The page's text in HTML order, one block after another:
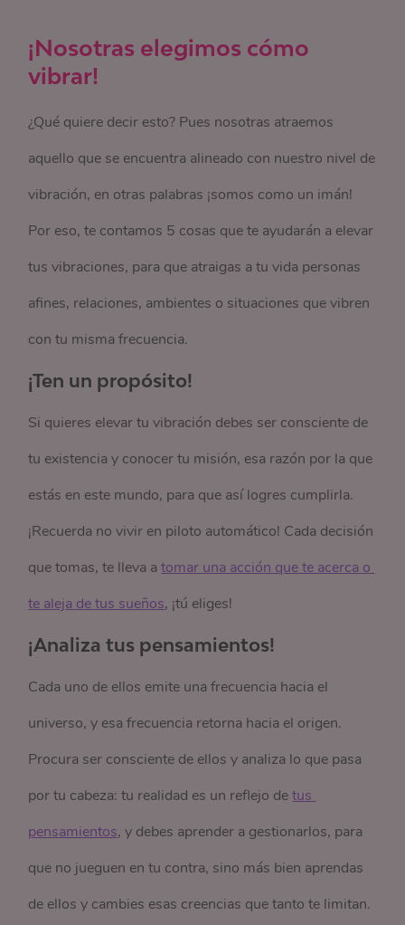
¡Nosotras elegimos cómo
vibrar!
¿Qué quiere decir esto? Pues nosotras atraemos
aquello que se encuentra alineado con nuestro nivel de
vibración, en otras palabras ¡somos como un imán!
Por eso, te contamos 5 cosas que te ayudarán a elevar
tus vibraciones, para que atraigas a tu vida personas
afines, relaciones, ambientes o situaciones que vibren
con tu misma frecuencia.
¡Ten un propósito!
Si quieres elevar tu vibración debes ser consciente de
tu existencia y conocer tu misión, esa razón por la que
estás en este mundo, para que así logres cumplirla.
¡Recuerda no vivir en piloto automático! Cada decisión
que tomas, te lleva atomar una acción que te acerca o
te aleja de tus sueños, ¡tú eliges!
¡Analiza tus pensamientos!
Cada uno de ellos emite una frecuencia hacia el
universo, y esa frecuencia retorna hacia el origen.
Procura ser consciente de ellos y analiza lo que pasa
por tu cabeza: tu realidad es un reflejo detus
pensamientos, y debes aprender a gestionarlos, para
que no jueguen en tu contra, sino más bien aprendas
de ellos y cambies esas creencias que tanto te limitan.